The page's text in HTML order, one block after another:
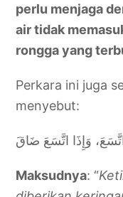
perlu menjaga
air tidak
rongga yang
Perkara ini juga
menyebut:
وَإِذَا اتَّسَعَ ضَاقَ
Maksudnya: “